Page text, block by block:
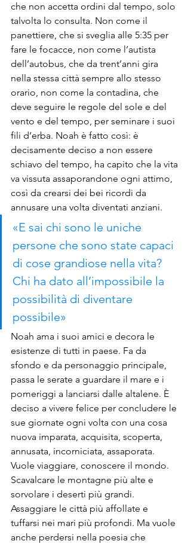
che non accetta ordini dal tempo, solo
talvolta lo consulta. Non come il
panettiere, che si sveglia alle 5:35 per
fare le focacce, non come l’autista
dell’autobus, che da trent’anni gira
nella stessa città sempre allo stesso
orario, non come la contadina, che
deve seguire le regole del sole e del
vento e del tempo, per seminare i suoi
fili d’erba. Noah è fatto così: è
decisamente deciso a non essere
schiavo del tempo, ha capito che la vita
va vissuta assaporandone ogni attimo,
così da crearsi dei bei ricordi da
annusare una volta diventati anziani.
«E sai chi sono le uniche
persone che sono state capaci
di cose grandiose nella vita?
Chi ha dato all’impossibile la
possibilità di diventare
possibile»
Noah ama i suoi amici e decora le
esistenze di tutti in paese. Fa da
sfondo e da personaggio principale,
passa le serate a guardare il mare e i
pomeriggi a lanciarsi dalle altalene. È
deciso a vivere felice per concludere le
sue giornate ogni volta con una cosa
nuova imparata, acquisita, scoperta,
annusata, incorniciata, assaporata.
Vuole viaggiare, conoscere il mondo.
Scavalcare le montagne più alte e
sorvolare i deserti più grandi.
Assaggiare le città più affollate e
tuffarsi nei mari più profondi. Ma vuole
anche perdersi nella poesia che